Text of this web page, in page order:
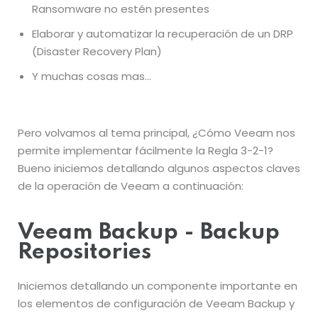
Ransomware no estén presentes
Elaborar y automatizar la recuperación de un DRP
(Disaster Recovery Plan)
Y muchas cosas mas…
Pero volvamos al tema principal, ¿Cómo Veeam nos
permite implementar fácilmente la Regla 3-2-1?
Bueno iniciemos detallando algunos aspectos claves
de la operación de Veeam a continuación:
Veeam Backup - Backup
Repositories
Iniciemos detallando un componente importante en
los elementos de configuración de Veeam Backup y